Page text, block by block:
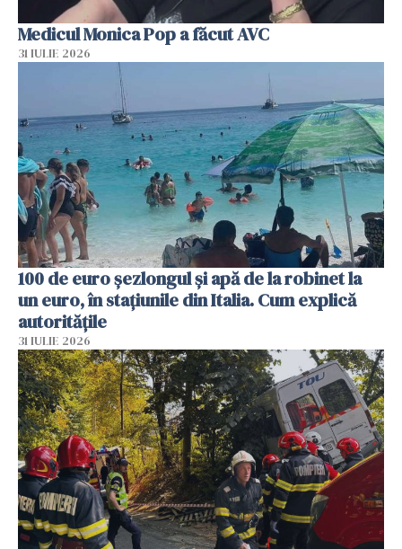
Medicul Monica Pop a făcut AVC
31 IULIE 2026
100 de euro șezlongul și apă de la robinet la
un euro, în stațiunile din Italia. Cum explică
autoritățile
31 IULIE 2026